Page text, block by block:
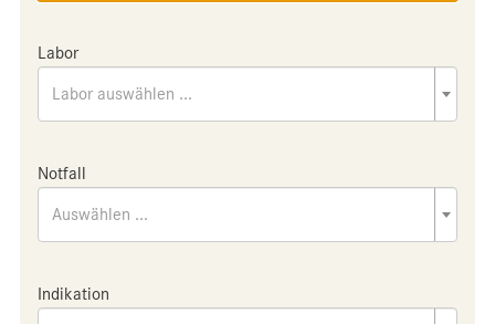
Labor
Labor auswählen ...
Notfall
Auswählen ...
Indikation